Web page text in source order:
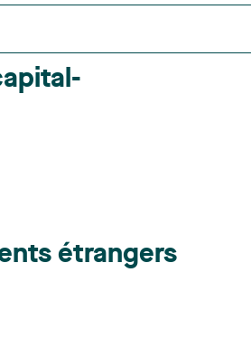
étrangers